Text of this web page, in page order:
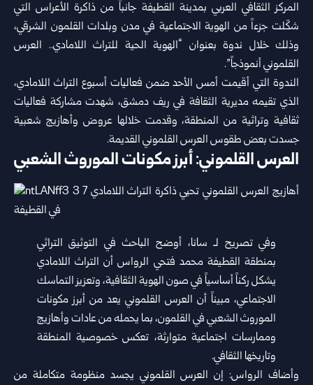
المركز الثقافي العربي بمدينة القطيفة جانباً من ذاكرة الأعراس التي
شكّلت جزءاً من الهوية الاجتماعية في مدن وبلدات القلمون الشرقي،
وذلك خلال ندوة بعنوان “الهوية الحية للتراث اللامادي.. العرس
القلموني أنموذجاً”.
الندوة التي أقيمت أمس الأحد ضمن فعاليات أسبوع التراث اللامادي،
الذي تقيمه مديرية الثقافة في ريف دمشق، شهدت مشاركة فعاليات
ثقافية وتراثية من المنطقة، وقدمت خلالها عروض وأهازيج شعبية
جسدت بعض طقوس العرس القلموني القديمة.
العرس القلموني: أبرز مكونات الموروث الشعبي
وفي تصريح لـ سانا، أوضح الباحث في التوثيق التراثي
بمنطقة القطيفة محمد فتحي الرواس أن التراث اللامادي
يشكل ركناً أساسياً في صون الهوية الثقافية، وتعزيز التماسك
الاجتماعي، مبيناً أن العرس القلموني يعد من أبرز مكونات
الموروث الشعبي في القلمون، بما يحمله من عادات وأهازيج
وممارسات اجتماعية متوارثة، تعكس خصوصية المنطقة
وتاريخها الثقافي.
وأضاف الرواس: إن العرس القلموني يجسد منظومة متكاملة من